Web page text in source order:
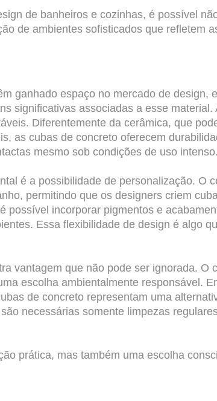
de banheiros e cozinhas, é possível
de ambientes sofisticados que refletem
ganhado espaço no mercado de design,
significativas associadas a esse
Diferentemente da cerâmica, que
as cubas de concreto oferecem
mesmo sob condições de uso intenso.
é a possibilidade de personalização. O
permitindo que os designers criem
possível incorporar pigmentos e
Essa flexibilidade de design é algo
vantagem que não pode ser ignorada.
escolha ambientalmente responsável.
de concreto representam uma
necessárias somente limpezas
prática, mas também uma escolha